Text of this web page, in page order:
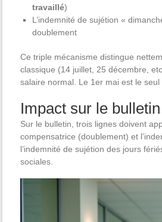
travaillé)
L’indemnité de sujétion «
doublement
Ce triple mécanisme distingue
classique (14 juillet, 25 décembre,
salaire normal. Le 1er mai est le
Impact sur le
Sur le bulletin, trois lignes doivent
compensatrice (doublement) et
l’indemnité de sujétion des jours
sociales.